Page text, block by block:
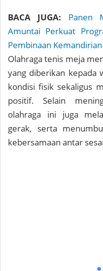
BACA JUGA:
Panen
Amuntai Perkuat
Pembinaan Kemandirian
Olahraga tenis meja
yang diberikan kepada
kondisi fisik sekaligus
positif. Selain
olahraga ini juga
gerak, serta
kebersamaan antar